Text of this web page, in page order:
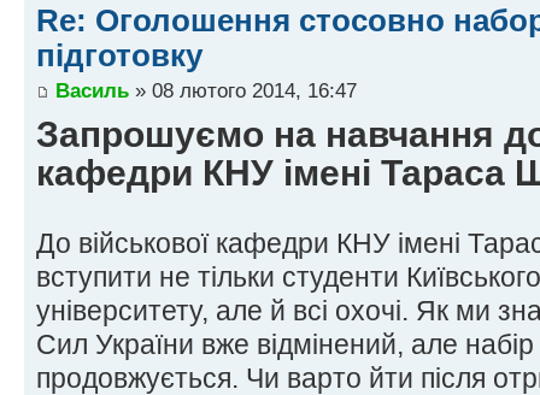
Re: Оголошення стосовно
підготовку
Василь » 08 лютого 2014, 16:47
Запрошуємо на навчання до
кафедри КНУ імені Тараса
До військової кафедри КНУ імені
вступити не тільки студенти
університету, але й всі охочі. Як ми
Сил України вже відмінений, але набір
продовжується. Чи варто йти після